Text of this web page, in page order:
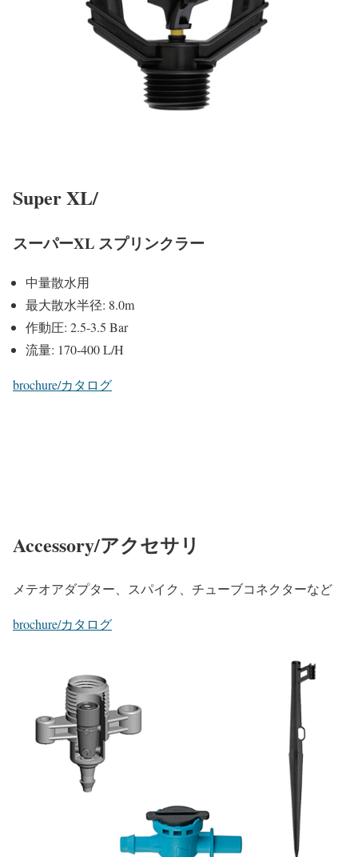
Super XL/
スーパーXL スプリンクラー
中量散水用
最大散水半径: 8.0m
作動圧: 2.5-3.5 Bar
流量: 170-400 L/H
brochure/カタログ
Accessory/アクセサリ
メテオアダプター、スパイク、チューブコネクターなど
brochure/カタログ